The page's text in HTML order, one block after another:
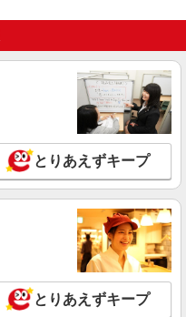
とりあえずキープ
とりあえずキープ